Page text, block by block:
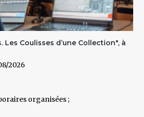
Les Coulisses d’une Collection", à
2026
organisées ;